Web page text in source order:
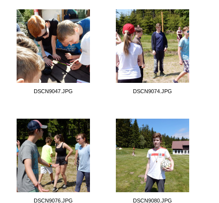
DSCN9047.JPG DSCN9074.JPG
DSCN9076.JPG DSCN9080.JPG